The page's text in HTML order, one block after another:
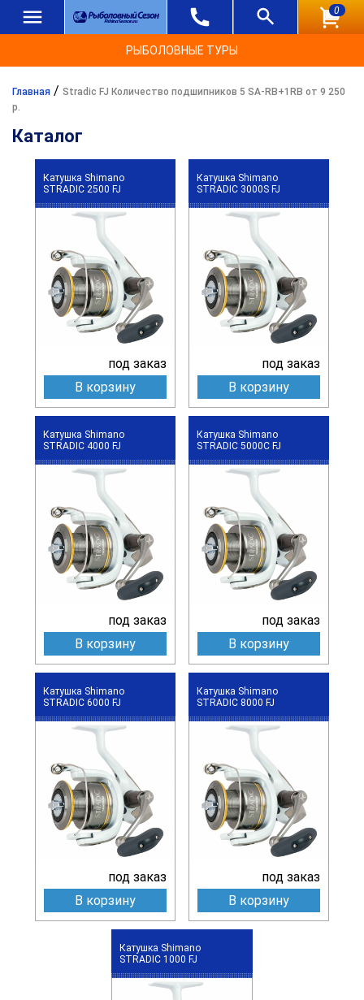
0
РЫБОЛОВНЫЕ ТУРЫ
Главная / Stradic FJ Количество подшипников 5 SA-RB+1RB от 9 250
р.
Каталог
Катушка Shimano
STRADIC 2500 FJ
под заказ
В корзину
Катушка Shimano
STRADIC 3000S FJ
под заказ
В корзину
Катушка Shimano
STRADIC 4000 FJ
под заказ
В корзину
Катушка Shimano
STRADIC 5000C FJ
под заказ
В корзину
Катушка Shimano
STRADIC 6000 FJ
под заказ
В корзину
Катушка Shimano
STRADIC 8000 FJ
под заказ
В корзину
Катушка Shimano
STRADIC 1000 FJ